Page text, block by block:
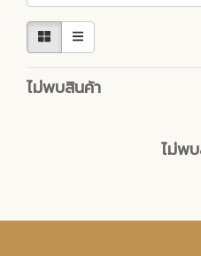
ไม่พบสินค้า
ไม่พ